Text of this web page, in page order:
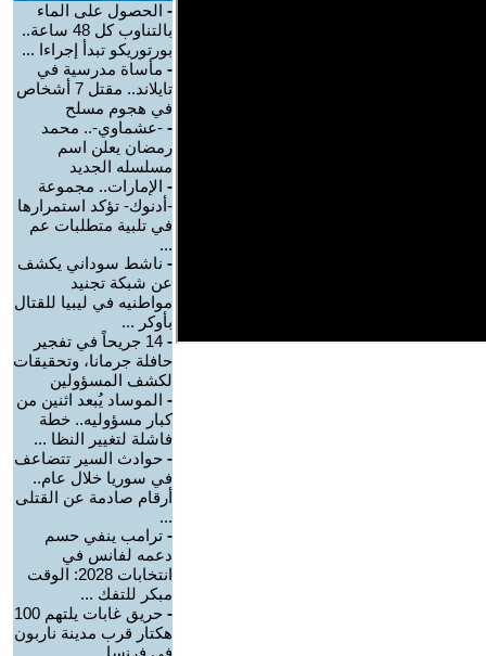
- الحصول على الماء
بالتناوب كل 48 ساعة..
بورتوريكو تبدأ إجراءا ...
- مأساة مدرسية في
تايلاند.. مقتل 7 أشخاص
في هجوم مسلح
- -عشماوي-.. محمد
رمضان يعلن اسم
مسلسله الجديد
- الإمارات.. مجموعة
-أدنوك- تؤكد استمرارها
في تلبية متطلبات عم
...
- ناشط سوداني يكشف
عن شبكة تجنيد
مواطنيه في ليبيا للقتال
بأوكر ...
-
14 جريحاً في تفجير
حافلة جرمانا، وتحقيقات
لكشف المسؤولين
- الموساد يُبعد اثنين من
كبار مسؤوليه.. خطة
فاشلة لتغيير النظا ...
- حوادث السير تتضاعف
في سوريا خلال عام..
أرقام صادمة عن القتلى
...
- ترامب ينفي حسم
دعمه لفانس في
انتخابات 2028: الوقت
مبكر للتفك ...
-
حريق غابات يلتهم 100
هكتار قرب مدينة ناربون
في فرنسا